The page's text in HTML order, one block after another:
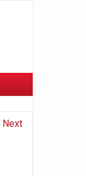
Next